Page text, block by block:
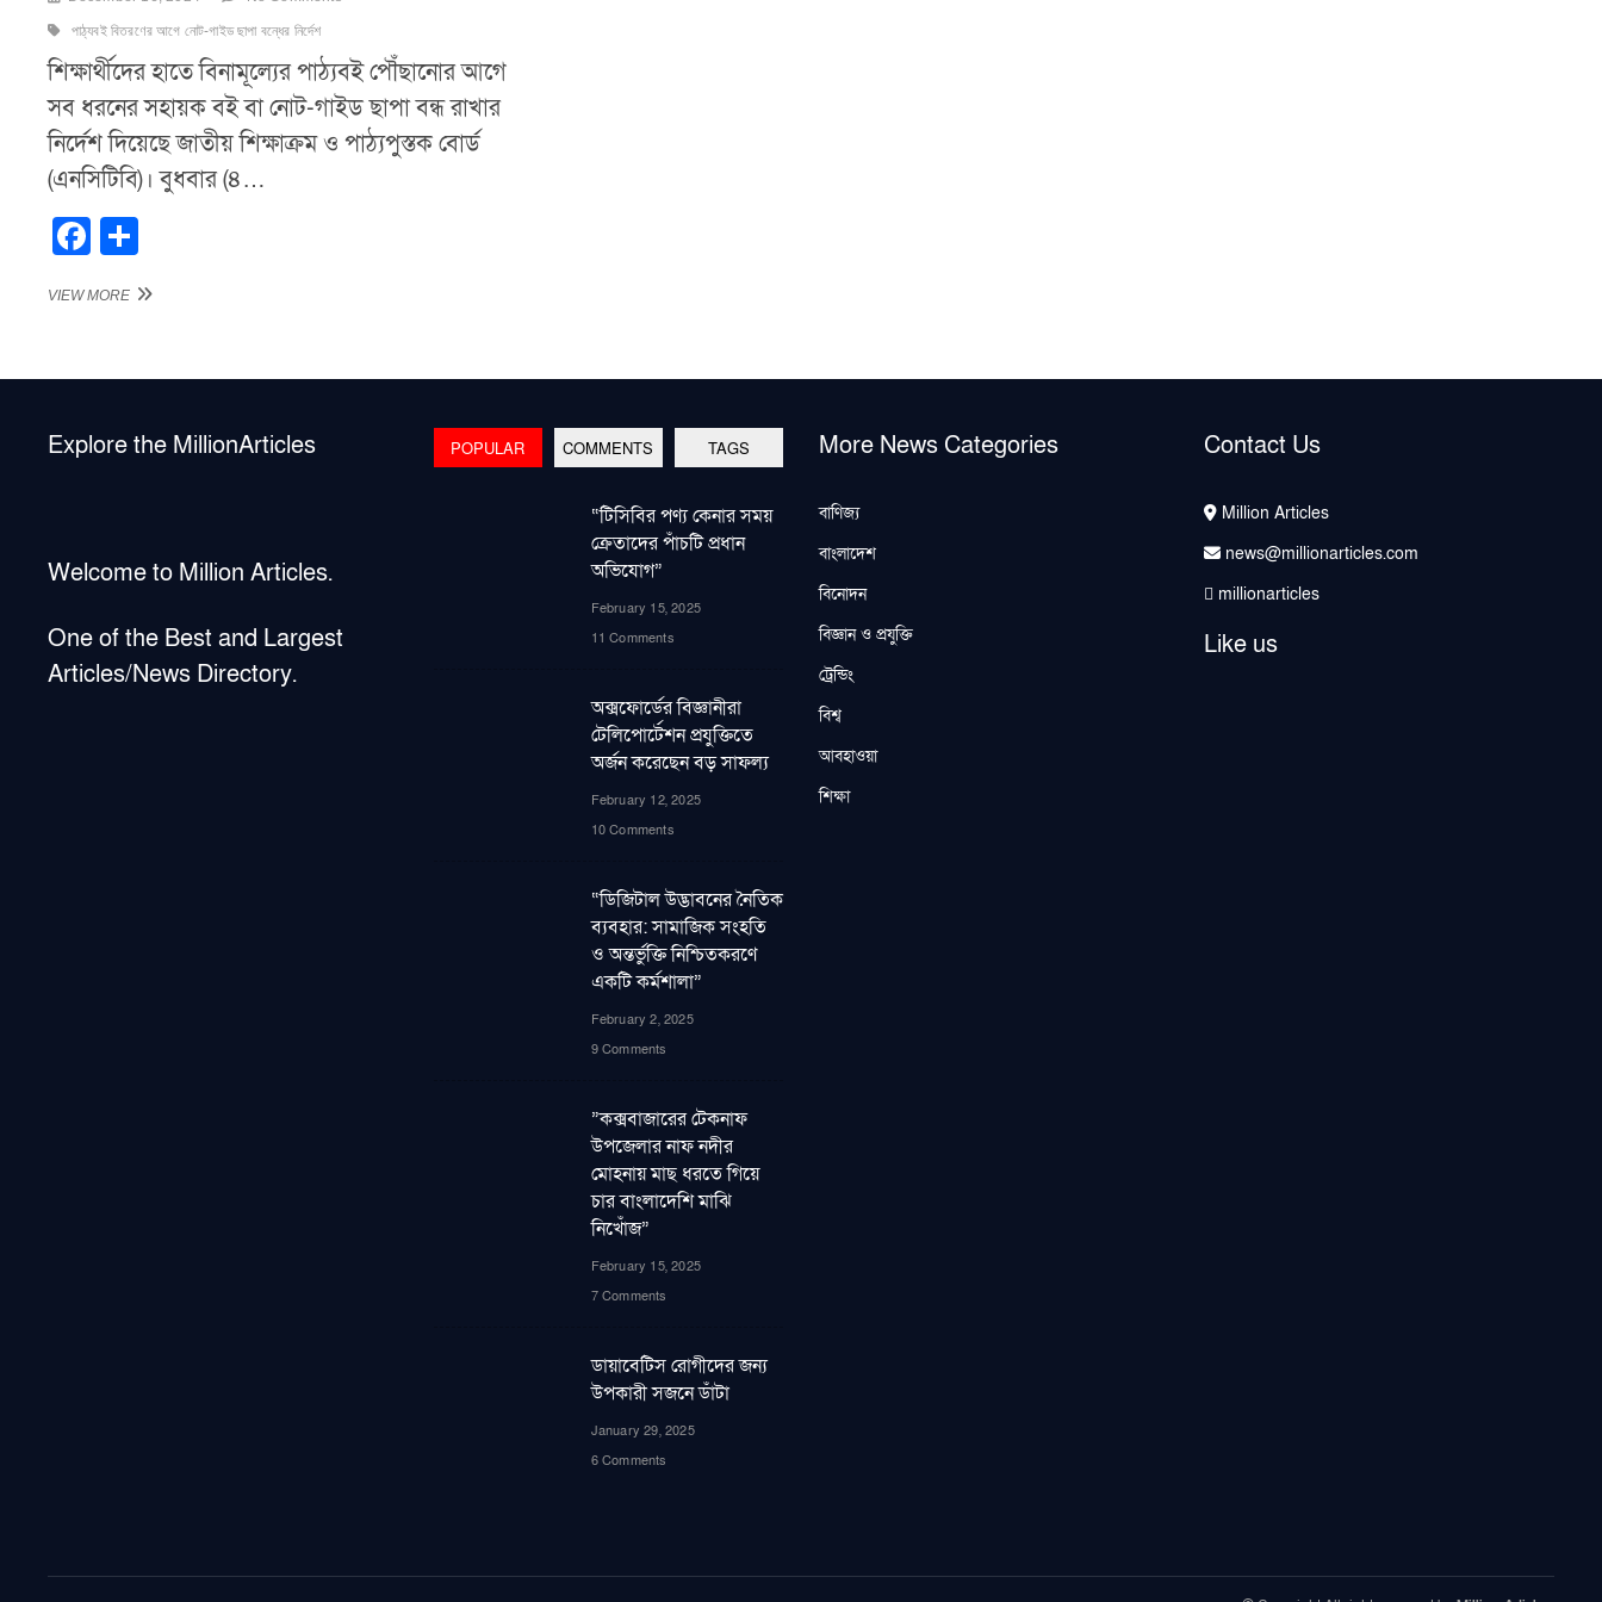
পাঠ্যবই বিতরণের আগে নোট-গাইড ছাপা বন্ধের নির্দেশ
শিক্ষার্থীদের হাতে বিনামূল্যের পাঠ্যবই পৌঁছানোর আগে
সব ধরনের সহায়ক বই বা নোট-গাইড ছাপা বন্ধ রাখার
নির্দেশ দিয়েছে জাতীয় শিক্ষাক্রম ও পাঠ্যপুস্তক বোর্ড
(এনসিটিবি)। বুধবার (৪…
F
c
b
o
o
h
ar
VIEW MOREপাঠ্যবই
গাইড
নির্দেশ
Explore the MillionArticles
Welcome to Million Articles.
One of the Best and Largest
Articles/News Directory.
POPULAR COMMENTS TAGS
“টিসিবির পণ্য কেনার সময়
ক্রেতাদের পাঁচটি প্রধান
অভিযোগ”
February 15, 2025
11 Comments
অক্সফোর্ডের বিজ্ঞানীরা
টেলিপোর্টেশন প্রযুক্তিতে
অর্জন করেছেন বড় সাফল্য
February 12, 2025
10 Comments
“ডিজিটাল উদ্ভাবনের নৈতিক
ব্যবহার: সামাজিক সংহতি
ও অন্তর্ভুক্তি নিশ্চিতকরণে
একটি কর্মশালা”
February 2, 2025
9 Comments
”কক্সবাজারের টেকনাফ
উপজেলার নাফ নদীর
মোহনায় মাছ ধরতে গিয়ে
চার বাংলাদেশি মাঝি
নিখোঁজ”
February 15, 2025
7 Comments
ডায়াবেটিস রোগীদের জন্য
উপকারী সজনে ডাঁটা
January 29, 2025
6 Comments
More News Categories
বাণিজ্য
বাংলাদেশ
বিনোদন
বিজ্ঞান ও প্রযুক্তি
ট্রেন্ডিং
বিশ্ব
আবহাওয়া
শিক্ষা
Contact Us
Million Articles
news@millionarticles.com
millionarticles
Like us